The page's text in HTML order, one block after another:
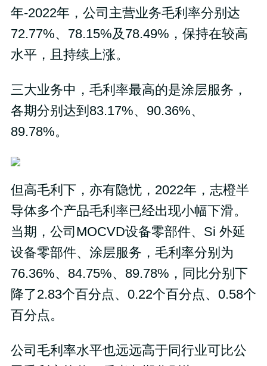
年-2022年，公司主营业务毛利率分别达
72.77%、78.15%及78.49%，保持在较高
水平，且持续上涨。
三大业务中，毛利率最高的是涂层服务，
各期分别达到83.17%、90.36%、
89.78%。
但高毛利下，亦有隐忧，2022年，志橙半
导体多个产品毛利率已经出现小幅下滑。
当期，公司MOCVD设备零部件、Si 外延
设备零部件、涂层服务，毛利率分别为
76.36%、84.75%、89.78%，同比分别下
降了2.83个百分点、0.22个百分点、0.58个
百分点。
公司毛利率水平也远远高于同行业可比公